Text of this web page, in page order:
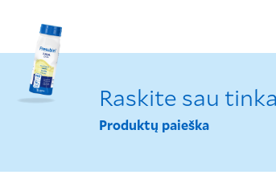
Raskite sau
Produktų paieška